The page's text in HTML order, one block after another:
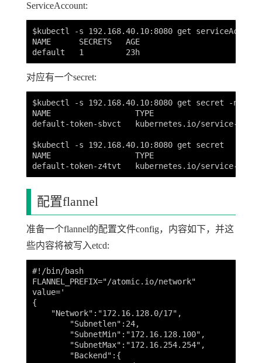
ServiceAccount:
$kubectl -s 192.168.40.10:8080 get
NAME      SECRETS   AGE
对应有一个secret:
$kubectl -s 192.168.40.10:8080 get secret -n
NAME                  TYPE
default-token-sbvct   kubernetes.io/service-
$kubectl -s 192.168.40.10:8080 get secret
NAME                  TYPE
配置flannel
准备一个flannel的配置文件config，内容如下，并这
些内容将被写入etcd:
#!/bin/bash
FLANNEL_PREFIX="/atomic.io/network"
value='
{
    "Network":"172.16.128.0/17",
        "Subnetlen":24,
        "SubnetMin":"172.16.128.100",
        "SubnetMax":"172.16.254.254",
        "Backend":{